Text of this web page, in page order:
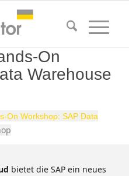
On
Warehouse
On Workshop: SAP Data
bietet die SAP ein neues